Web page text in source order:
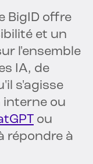
BigID offre
et un
l'ensemble
IA, de
s'agisse
interne ou
ou
répondre à